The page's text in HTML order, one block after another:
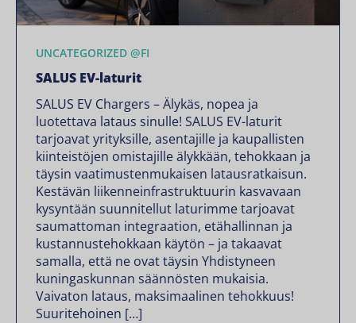
UNCATEGORIZED @FI
SALUS EV-laturit
SALUS EV Chargers – Älykäs, nopea ja
luotettava lataus sinulle! SALUS EV-laturit
tarjoavat yrityksille, asentajille ja kaupallisten
kiinteistöjen omistajille älykkään, tehokkaan ja
täysin vaatimustenmukaisen latausratkaisun.
Kestävän liikenneinfrastruktuurin kasvavaan
kysyntään suunnitellut laturimme tarjoavat
saumattoman integraation, etähallinnan ja
kustannustehokkaan käytön – ja takaavat
samalla, että ne ovat täysin Yhdistyneen
kuningaskunnan säännösten mukaisia.
Vaivaton lataus, maksimaalinen tehokkuus!
Suuritehoinen […]